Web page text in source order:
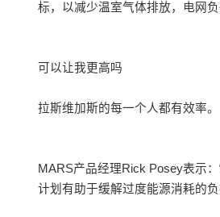
标，以减少温室气体排放，电网负
可以让我更高吗
拉斯维加斯的每一个人都有效率。
MARS产品经理Rick Posey表示
计划有助于缓解过度能源消耗的负